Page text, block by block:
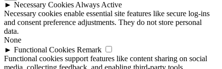
► Necessary Cookies Always Active
Necessary cookies enable essential site features like secure log-ins
and consent preference adjustments. They do not store personal
data.
None
► Functional Cookies Remark
Functional cookies support features like content sharing on social